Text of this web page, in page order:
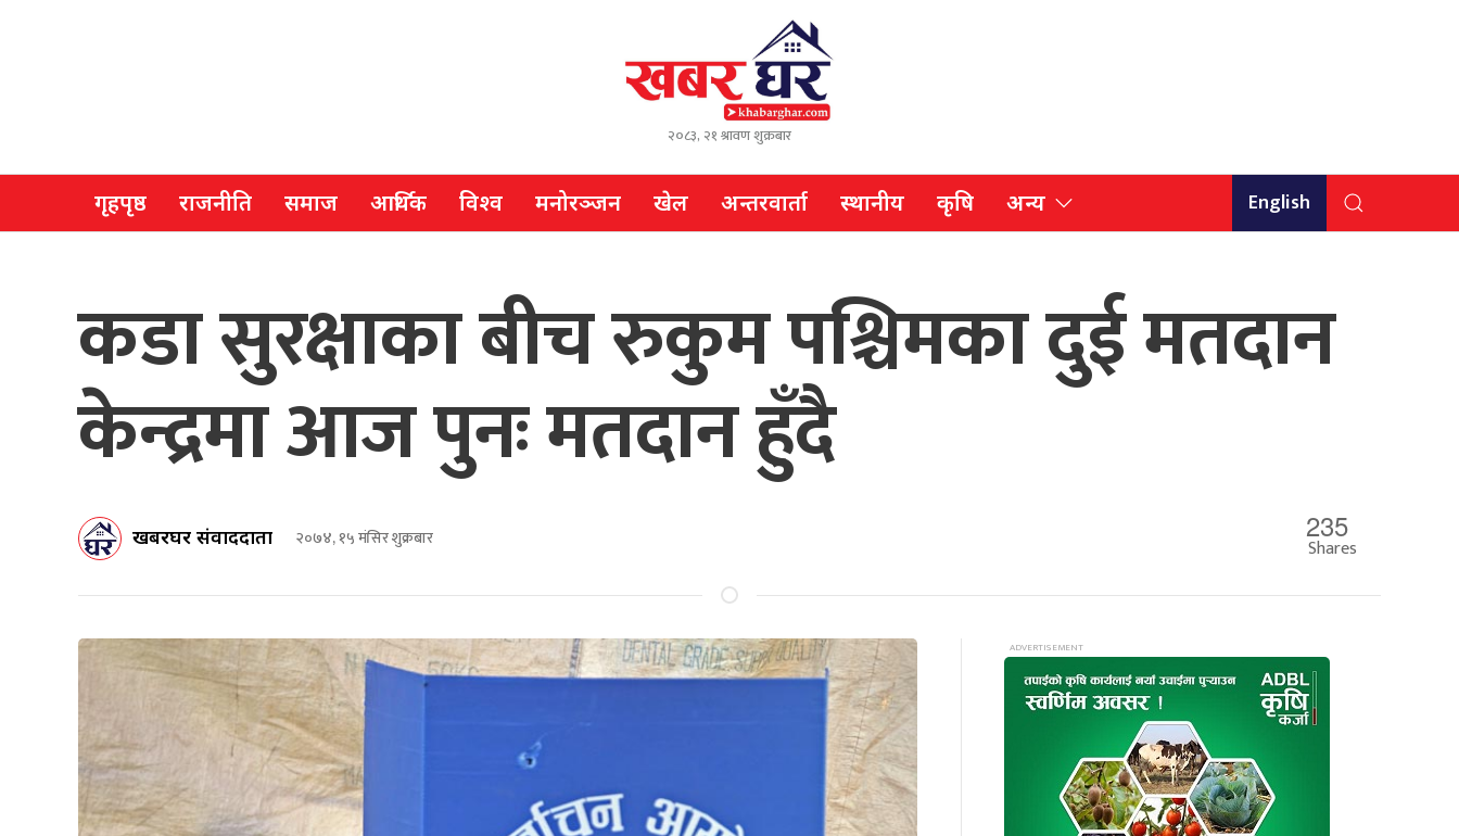
२०८३, २१ श्रावण शुक्रबार
गृहपृष्ठ राजनीति समाज आर्थिक विश्व मनोरञ्जन खेल अन्तरवार्ता स्थानीय कृषि अन्य English
कडा सुरक्षाका बीच रुकुम पश्चिमका दुई मतदान
केन्द्रमा आज पुनः मतदान हुँदै
खबरघर संवाददाता २०७४, १५ मंसिर शुक्रबार 235
Shares